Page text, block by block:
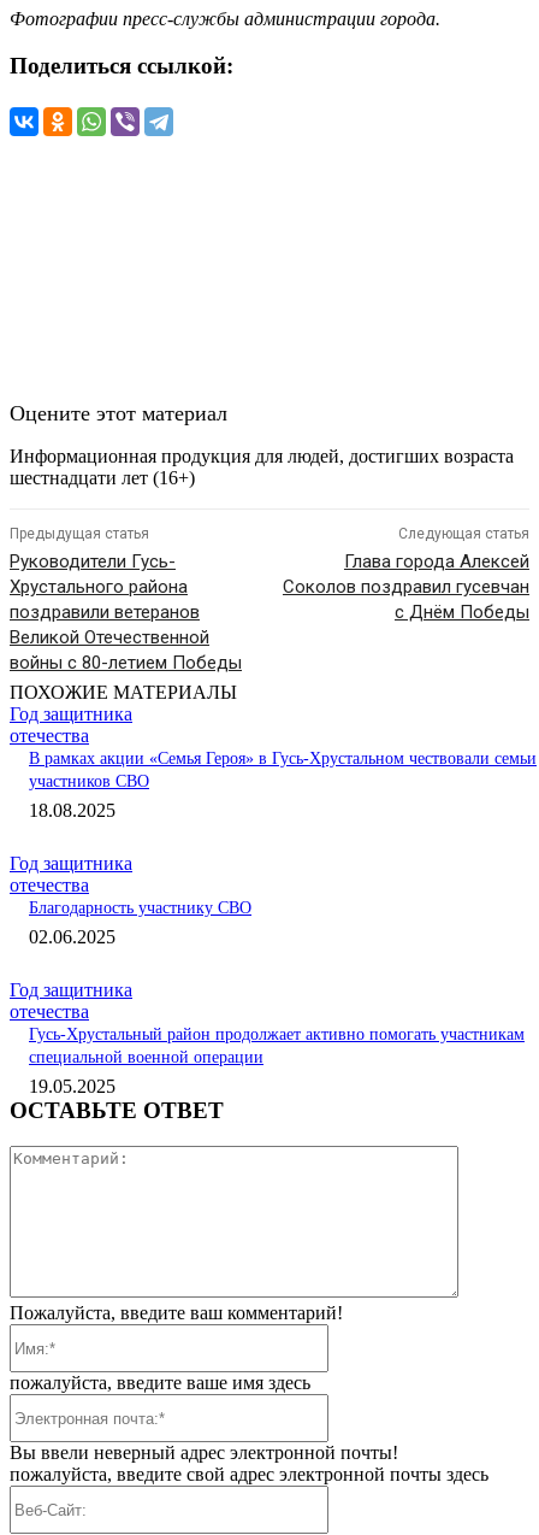
Фотографии пресс-службы администрации города.
Поделиться ссылкой:
Оцените этот материал
Информационная продукция для людей, достигших возраста
шестнадцати лет (16+)
Предыдущая статья
Руководители Гусь-
Хрустального района
поздравили ветеранов
Великой Отечественной
войны с 80-летием Победы
Следующая статья
Глава города Алексей
Соколов поздравил гусевчан
с Днём Победы
ПОХОЖИЕ МАТЕРИАЛЫ
Год защитника
отечества
В рамках акции «Семья Героя» в Гусь-Хрустальном чествовали семьи
участников СВО
18.08.2025
Год защитника
отечества
Благодарность участнику СВО
02.06.2025
Год защитника
отечества
Гусь-Хрустальный район продолжает активно помогать участникам
специальной военной операции
19.05.2025
ОСТАВЬТЕ ОТВЕТ
Пожалуйста, введите ваш комментарий!
пожалуйста, введите ваше имя здесь
Вы ввели неверный адрес электронной почты!
пожалуйста, введите свой адрес электронной почты здесь